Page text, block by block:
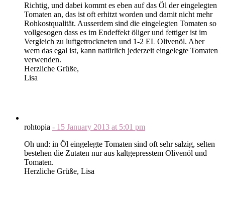
Richtig, und dabei kommt es eben auf das Öl der eingelegten
Tomaten an, das ist oft erhitzt worden und damit nicht mehr
Rohkostqualität. Ausserdem sind die eingelegten Tomaten so
vollgesogen dass es im Endeffekt öliger und fettiger ist im
Vergleich zu luftgetrockneten und 1-2 EL Olivenöl. Aber
wem das egal ist, kann natürlich jederzeit eingelegte Tomaten
verwenden.
Herzliche Grüße,
Lisa
rohtopia - 15 January 2013 at 5:01 pm
Oh und: in Öl eingelegte Tomaten sind oft sehr salzig, selten
bestehen die Zutaten nur aus kaltgepresstem Olivenöl und
Tomaten.
Herzliche Grüße, Lisa